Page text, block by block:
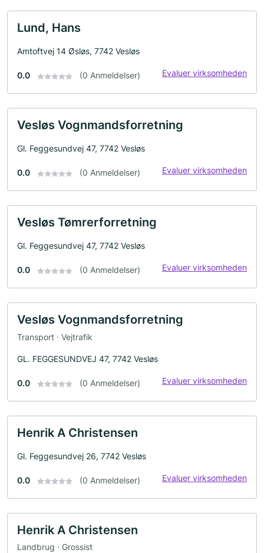
Lund, Hans
Amtoftvej 14 Øsløs, 7742 Vesløs
0.0 (0 Anmeldelser) Evaluer virksomheden
Vesløs Vognmandsforretning
Gl. Feggesundvej 47, 7742 Vesløs
0.0 (0 Anmeldelser) Evaluer virksomheden
Vesløs Tømrerforretning
Gl. Feggesundvej 47, 7742 Vesløs
0.0 (0 Anmeldelser) Evaluer virksomheden
Vesløs Vognmandsforretning
Transport · Vejtrafik
GL. FEGGESUNDVEJ 47, 7742 Vesløs
0.0 (0 Anmeldelser) Evaluer virksomheden
Henrik A Christensen
Gl. Feggesundvej 26, 7742 Vesløs
0.0 (0 Anmeldelser) Evaluer virksomheden
Henrik A Christensen
Landbrug · Grossist